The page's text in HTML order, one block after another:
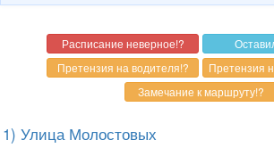
1) Улица Молостовых